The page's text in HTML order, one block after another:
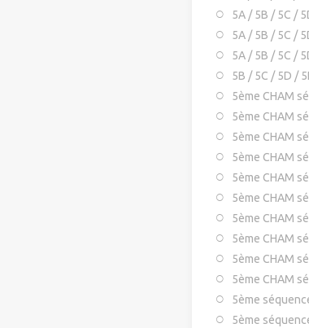
5A / 5B / 5C /
5A / 5B / 5C /
5A / 5B / 5C /
5B / 5C / 5D /
5ème CHAM
5ème CHAM
5ème CHAM
5ème CHAM
5ème CHAM
5ème CHAM
5ème CHAM
5ème CHAM
5ème CHAM
5ème CHAM
5ème
5ème